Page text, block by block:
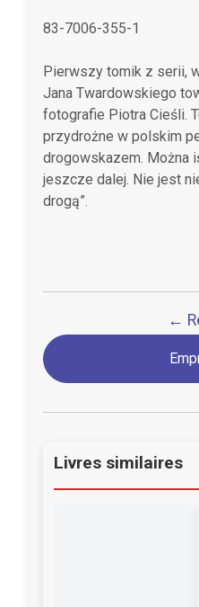
83-7006-355-1
Pierwszy tomik z serii,
Jana Twardowskiego
fotografie Piotra Cieśli.
przydrożne w polskim
drogowskazem. Można
jeszcze dalej. Nie jest
drogą”.
←
Livres similaires